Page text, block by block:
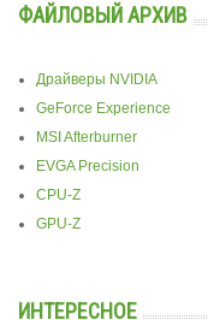
ФАЙЛОВЫЙ АРХИВ
Драйверы NVIDIA
GeForce Experience
MSI Afterburner
EVGA Precision
CPU-Z
GPU-Z
ИНТЕРЕСНОЕ